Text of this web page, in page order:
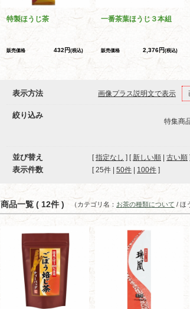
特製ほうじ茶
販売価格 432円(税込)
一番茶葉ほうじ３本組
販売価格 2,376円(税込)
表示方法 画像プラス説明文で表示
絞り込み
特集商
並び替え [指定なし ] [ 新しい順 古い順
表示件数 [ 25件 50件 100件 ]
商品一覧 ( 12件 ) （カテゴリ名： お茶の種類について / ほ